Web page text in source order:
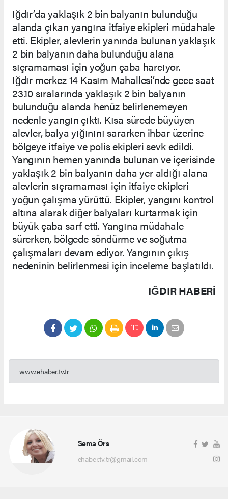
Iğdır’da yaklaşık 2 bin balyanın bulunduğu
alanda çıkan yangına itfaiye ekipleri müdahale
etti. Ekipler, alevlerin yanında bulunan yaklaşık
2 bin balyanın daha bulunduğu alana
sıçramaması için yoğun çaba harcıyor.
Iğdır merkez 14 Kasım Mahallesi’nde gece saat
23.10 sıralarında yaklaşık 2 bin balyanın
bulunduğu alanda henüz belirlenemeyen
nedenle yangın çıktı. Kısa sürede büyüyen
alevler, balya yığınını sararken ihbar üzerine
bölgeye itfaiye ve polis ekipleri sevk edildi.
Yangının hemen yanında bulunan ve içerisinde
yaklaşık 2 bin balyanın daha yer aldığı alana
alevlerin sıçramaması için itfaiye ekipleri
yoğun çalışma yürüttü. Ekipler, yangını kontrol
altına alarak diğer balyaları kurtarmak için
büyük çaba sarf etti. Yangına müdahale
sürerken, bölgede söndürme ve soğutma
çalışmaları devam ediyor. Yangının çıkış
nedeninin belirlenmesi için inceleme başlatıldı.
IĞDIR HABERİ
www.ehaber.tv.tr
Sema Örs
ehaber.tv.tr@gmail.com